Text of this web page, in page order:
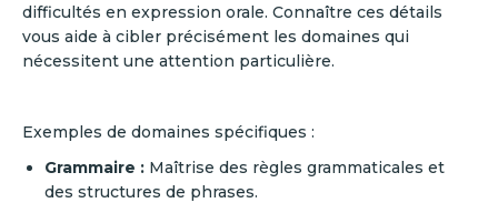
difficultés en expression orale. Connaître ces détails
vous aide à cibler précisément les domaines qui
nécessitent une attention particulière.
Exemples de domaines spécifiques :
Grammaire : Maîtrise des règles grammaticales et
des structures de phrases.